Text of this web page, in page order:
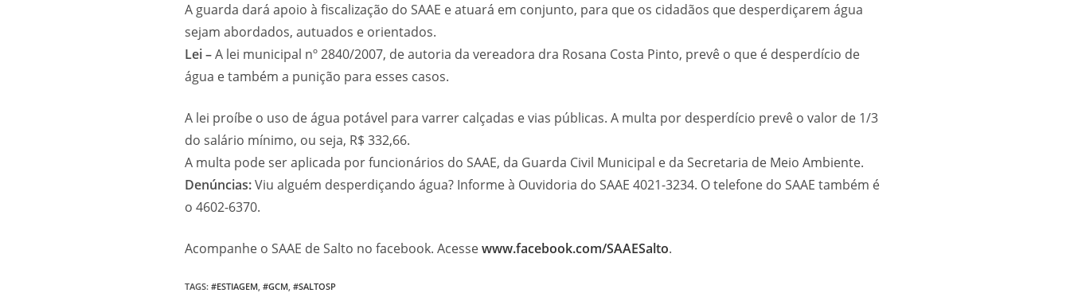
A guarda dará apoio à fiscalização do SAAE e atuará em conjunto, para que os cidadãos que desperdiçarem água
sejam abordados, autuados e orientados.
Lei –A lei municipal nº 2840/2007, de autoria da vereadora dra Rosana Costa Pinto, prevê o que é desperdício de
água e também a punição para esses casos.
A lei proíbe o uso de água potável para varrer calçadas e vias públicas. A multa por desperdício prevê o valor de 1/3
do salário mínimo, ou seja, R$ 332,66.
A multa pode ser aplicada por funcionários do SAAE, da Guarda Civil Municipal e da Secretaria de Meio Ambiente.
Denúncias:Viu alguém desperdiçando água? Informe à Ouvidoria do SAAE 4021-3234. O telefone do SAAE também é
o 4602-6370.
Acompanhe o SAAE de Salto no facebook. Acessewww.facebook.com/SAAESalto.
TAGS: #ESTIAGEM, #GCM, #SALTOSP